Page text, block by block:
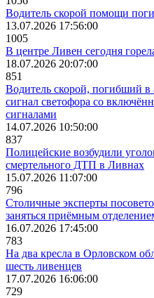
Водитель скорой помощи
13.07.2026 17:56:00
1005
В центре Ливен сегодня
18.07.2026 20:07:00
851
Водитель скорой, погибший
сигнал светофора со
сигналами
14.07.2026 10:50:00
837
Полицейские возбудили
смертельного ДТП в Ливнах
15.07.2026 11:07:00
796
Столичные эксперты
заняться приёмным
16.07.2026 17:45:00
783
На два кресла в Орловском
шесть ливенцев
17.07.2026 16:06:00
729